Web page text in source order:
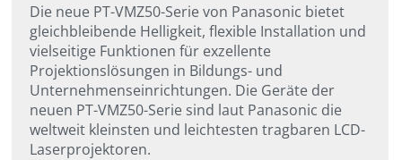
Die neue PT-VMZ50-Serie von Panasonic bietet
gleichbleibende Helligkeit, flexible Installation und
vielseitige Funktionen für exzellente
Projektionslösungen in Bildungs- und
Unternehmenseinrichtungen. Die Geräte der
neuen PT-VMZ50-Serie sind laut Panasonic die
weltweit kleinsten und leichtesten tragbaren LCD-
Laserprojektoren.